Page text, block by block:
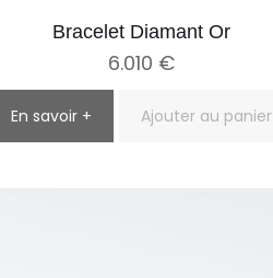
Bracelet Diamant Or
6.010 €
En savoir + Ajouter au panier